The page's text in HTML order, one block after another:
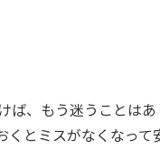
、もう迷うことはあ
とミスがなくなって